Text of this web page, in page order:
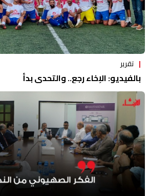
تقرير
بالفيديو: الإخاء رجع.. والتحدي بدأ